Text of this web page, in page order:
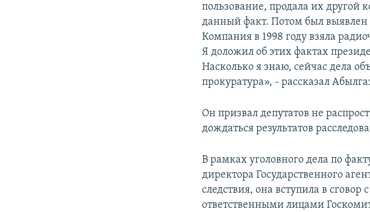
пользование, продала их другой
данный факт. Потом был выявлен
Компания в 1998 году взяла
Я доложил об этих фактах
Насколько я знаю, сейчас дела
прокуратура», - рассказал
Он призвал депутатов не
дождаться результатов
В рамках уголовного дела по
директора Государственного
следствия, она вступила в
ответственными лицами